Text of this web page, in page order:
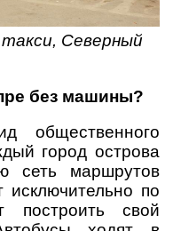
Северный
без машины?
общественного
город острова
сеть маршрутов
исключительно по
построить свой